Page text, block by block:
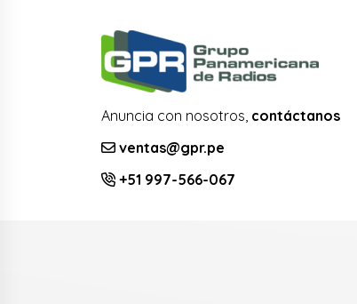
Anuncia con nosotros, contáctanos
ventas@gpr.pe
+51 997-566-067